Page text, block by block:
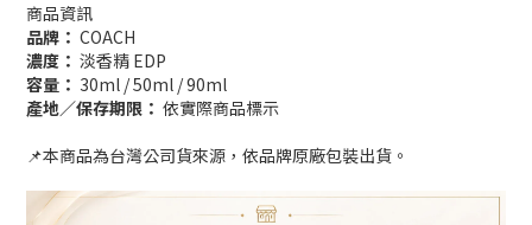
商品資訊
品牌： COACH
濃度： 淡香精 EDP
容量： 30ml / 50ml / 90ml
產地／保存期限： 依實際商品標示
📌本商品為台灣公司貨來源，依品牌原廠包裝出貨。